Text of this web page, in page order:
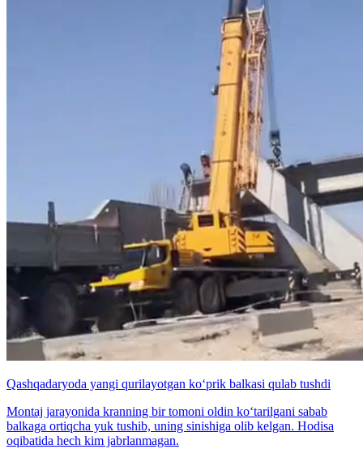
Qashqadaryoda yangi qurilayotgan ko‘prik balkasi qulab tushdi
Montaj jarayonida kranning bir tomoni oldin ko‘tarilgani sabab
balkaga ortiqcha yuk tushib, uning sinishiga olib kelgan. Hodisa
oqibatida hech kim jabrlanmagan.